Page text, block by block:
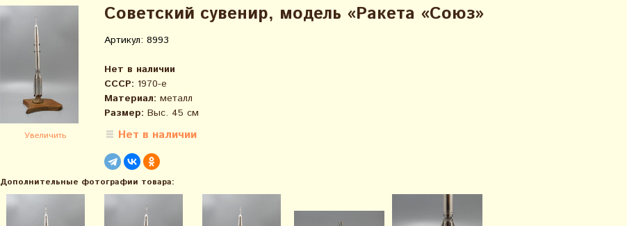
Увеличить
Советский сувенир, модель «Ракета «Союз»
Артикул: 8993
Нет в наличии
СССР: 1970-е
Материал: металл
Размер: Выс. 45 см
Нет в наличии
Дополнительные фотографии товара: